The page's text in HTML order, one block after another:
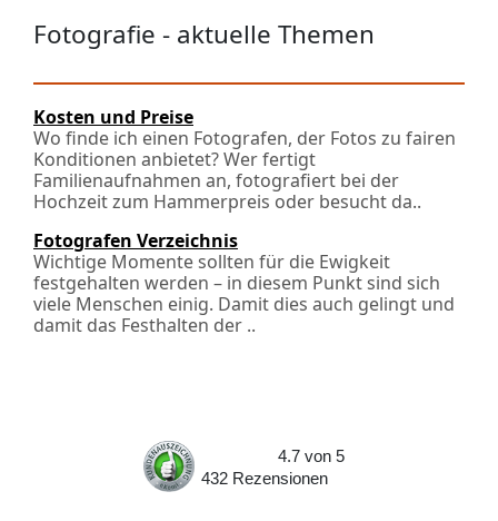
Fotografie - aktuelle Themen
Kosten und Preise
Wo finde ich einen Fotografen, der Fotos zu fairen
Konditionen anbietet? Wer fertigt
Familienaufnahmen an, fotografiert bei der
Hochzeit zum Hammerpreis oder besucht da..
Fotografen Verzeichnis
Wichtige Momente sollten für die Ewigkeit
festgehalten werden – in diesem Punkt sind sich
viele Menschen einig. Damit dies auch gelingt und
damit das Festhalten der ..
4.7 von 5
432
Rezensionen